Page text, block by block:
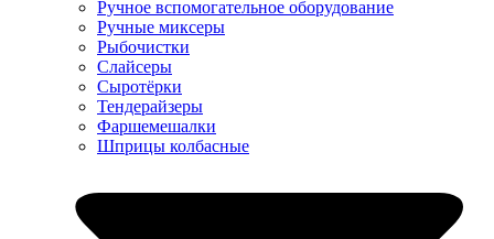
Ручное вспомогательное оборудование
Ручные миксеры
Рыбочистки
Слайсеры
Сыротёрки
Тендерайзеры
Фаршемешалки
Шприцы колбасные